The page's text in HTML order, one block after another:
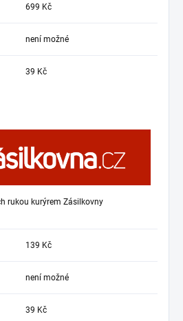
699 Kč
není možné
39 Kč
rukou kurýrem Zásilkovny
139 Kč
není možné
39 Kč